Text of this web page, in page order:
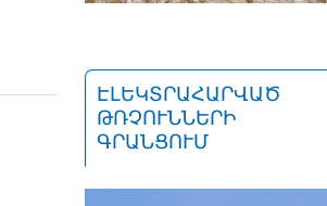
ԷԼԵԿՏՐԱՀԱՐՎԱԾ
ԹՌՉՈՒՆՆԵՐԻ
ԳՐԱՆՑՈՒՄ